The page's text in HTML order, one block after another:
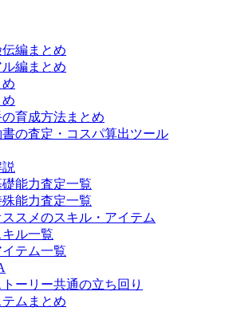
編まとめ
編まとめ
育成方法まとめ
の査定・コスパ算出ツール
能力査定一覧
能力査定一覧
スメのスキル・アイテム
ル一覧
テム一覧
ーリー共通の立ち回り
ムまとめ